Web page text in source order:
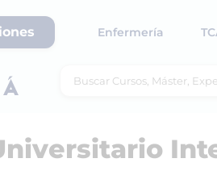
Enfermería